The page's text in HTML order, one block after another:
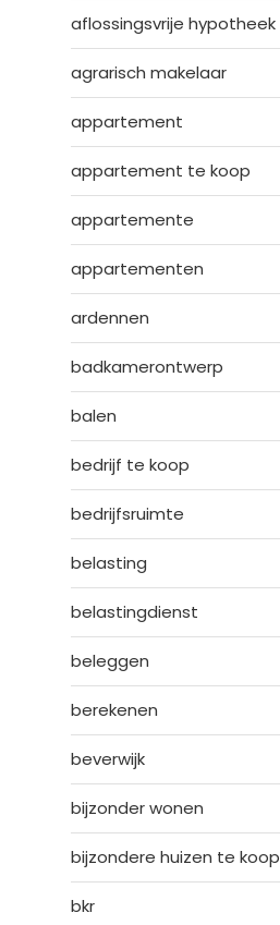
aflossingsvrije hypotheek
agrarisch makelaar
appartement
appartement te koop
appartemente
appartementen
ardennen
badkamerontwerp
balen
bedrijf te koop
bedrijfsruimte
belasting
belastingdienst
beleggen
berekenen
beverwijk
bijzonder wonen
bijzondere huizen te koop
bkr